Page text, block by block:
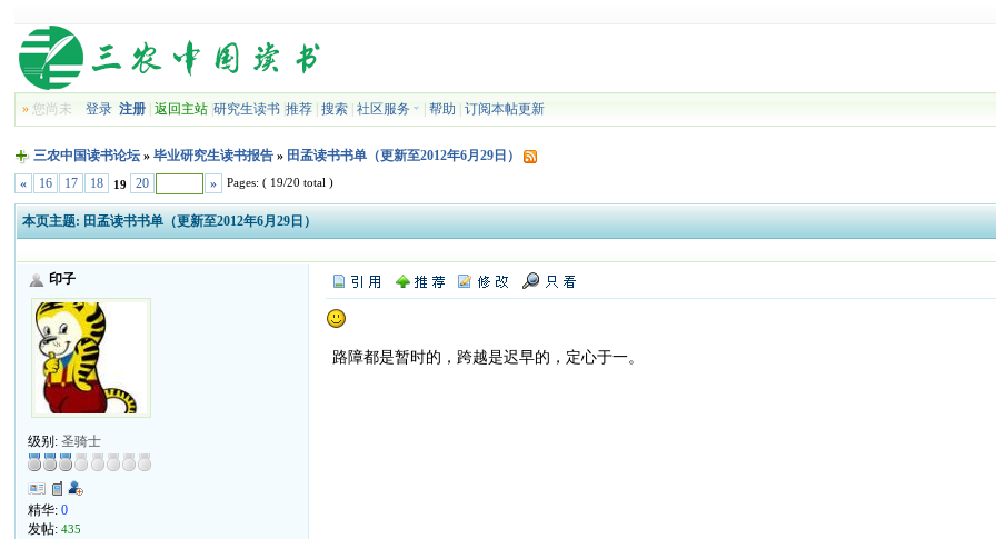
» 您尚未登录 注册 |返回主站 |研究生读书 |推荐 |搜索 |社区服务 |帮助 |订阅本帖更新
三农中国读书论坛 »毕业研究生读书报告 » 田孟读书书单（更新至2012年6月29日）
«
16 17 18 19 20 » Pages: ( 19/20 total )
本页主题: 田孟读书书单（更新至2012年6月29日）
印子
级别:圣骑士
精华:0
发帖:435
路障都是暂时的，跨越是迟早的，定心于一。